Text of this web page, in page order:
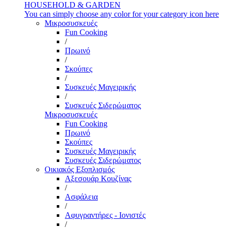
HOUSEHOLD & GARDEN
You can simply choose any color for your category icon here
Μικροσυσκευές
Fun Cooking
/
Πρωινό
/
Σκούπες
/
Συσκευές Μαγειρικής
/
Συσκευές Σιδερώματος
Μικροσυσκευές
Fun Cooking
Πρωινό
Σκούπες
Συσκευές Μαγειρικής
Συσκευές Σιδερώματος
Οικιακός Εξοπλισμός
Αξεσουάρ Κουζίνας
/
Ασφάλεια
/
Αφυγραντήρες - Ιονιστές
/